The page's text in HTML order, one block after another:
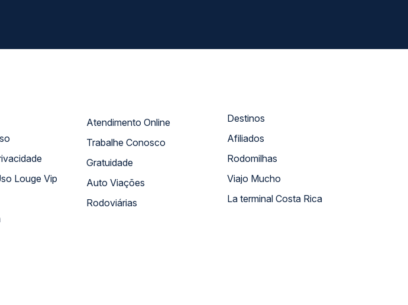
de uso
privacidade
de Uso Louge Vip
Atendimento Online
Trabalhe Conosco
Gratuidade
Auto Viações
Rodoviárias
Destinos
Afiliados
Rodomilhas
Viajo Mucho
La terminal Costa Rica